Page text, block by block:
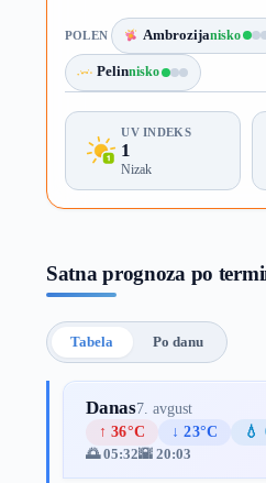
POLEN Ambrozijanisko
Pelinnisko
UV INDEKS
1
Nizak
Satna prognoza po
Tabela Po danu
Danas7. avgust
↑ 36°C
↓ 23°C
💧
🌅 05:32🌇 20:03